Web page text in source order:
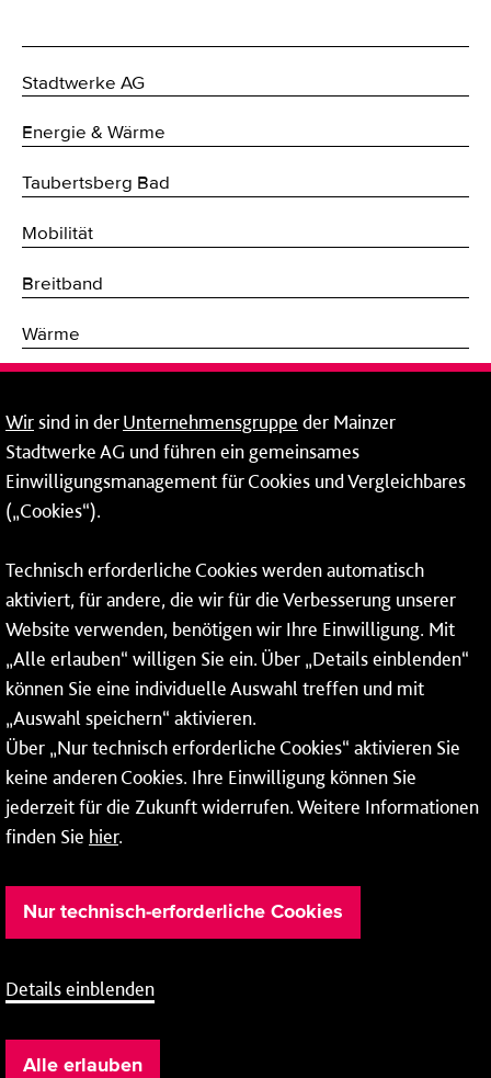
Stadtwerke AG
Energie & Wärme
Taubertsberg Bad
Mobilität
Breitband
Wärme
Erneuerbare Energien
Netze
Rheinallee 41
55118 Mainz
Tel.:06131 - 12 78 78
Fax: 06131 - 12 78 77
Barrierefreiheit
Wirsind in derUnternehmensgruppe der Mainzer
Stadtwerke AG und führen ein gemeinsames
Einwilligungsmanagement für Cookies und Vergleichbares
(„Cookies“).
Technisch erforderliche Cookies werden automatisch
aktiviert, für andere, die wir für die Verbesserung unserer
Website verwenden, benötigen wir Ihre Einwilligung. Mit
„Alle erlauben“ willigen Sie ein. Über „Details einblenden“
können Sie eine individuelle Auswahl treffen und mit
„Auswahl speichern“ aktivieren.
Über „Nur technisch erforderliche Cookies“ aktivieren Sie
keine anderen Cookies. Ihre Einwilligung können Sie
jederzeit für die Zukunft widerrufen. Weitere Informationen
finden Sie hier.
Nur technisch-erforderliche Cookies
Details einblenden
Alle erlauben